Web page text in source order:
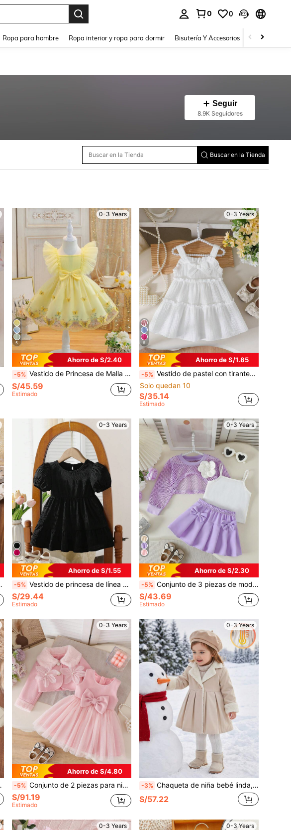
0 0
Ropa para hombre Ropa interior y ropa para dormir Bisutería Y Accesorios Zapatos
Seguir
8.9K Seguidores
Buscar en la Tienda
0-3 Years
5
Ahorro de S/2.40
-5% Vestido de Princesa de Malla con Cuello Cuadrado, Volantes, Sin Mangas, Decoración de Lazo y Corte A para Bebé Niña, Versátil y Dulce, Adecuado para Uso Diario, Fiesta, Salida, Primavera/Verano
S/45.59
Estimado
0-3 Years
6
Ahorro de S/1.85
-5% Vestido de pastel con tirantes finos, volantes y lazo para niña, adecuado para salidas diarias en primavera/verano
Solo quedan 10
S/35.14
Estimado
0-3 Years
Ahorro de S/1.55
-5% Vestido de princesa de línea A con cuello redondo y mangas abultadas de unicolor para niñas bebés, cómodo y elegante, adecuado para el hogar, uso diario y salidas, primavera/verano
S/29.44
Estimado
0-3 Years
Ahorro de S/2.30
-5% Conjunto de 3 piezas de moda versátil para niñas, adecuado para uso diario, fiestas y salidas, que incluye: Camiseta sin mangas linda con cuello redondo pequeño, chaleco con flores de perlas 3D de manga larga, y falda plisada con doble lazo 3D para primavera/verano
S/43.69
Estimado
0-3 Years
Ahorro de S/4.80
-5% Conjunto de 2 piezas para niñas bebé: Vestido de tul con cuello redondo, sin mangas, corte evasé, con decoración de lazo 3D y Cárdigan floral de manga larga, color rosa, adecuado para el Día de San Valentín, cumpleaños, uso diario, primavera y otoño
S/91.19
Estimado
0-3 Years
-3% Chaqueta de niña bebé linda, elegante y minimalista de unicolor con cuello de solapa, manga larga, frente abierto, gruesa y esponjosa de largo medio, abrigo de niña versátil, cómodo y cálido, ropa de niña pequeña para otoño/invierno, adecuada para que las mamás vistan a su linda bebé para uso diario y salidas
S/57.22
0-3 Years 0-3 Years